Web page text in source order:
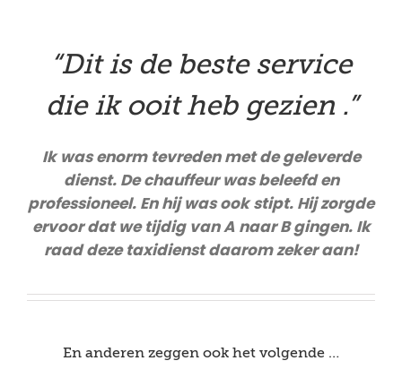
“Dit is de beste service
die ik ooit heb gezien .”
Ik was enorm tevreden met de geleverde
dienst. De chauffeur was beleefd en
professioneel. En hij was ook stipt. Hij zorgde
ervoor dat we tijdig van A naar B gingen. Ik
raad deze taxidienst daarom zeker aan!
En anderen zeggen ook het volgende …